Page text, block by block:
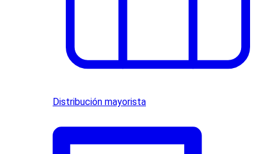
Distribución mayorista